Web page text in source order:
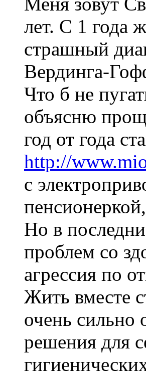
лет. С 1 года
страшный
Вердинга-
Что б не
объясню
год от года
http://
с
Но в
проблем со
агрессия по
Жить вместе
очень сильно
решения для